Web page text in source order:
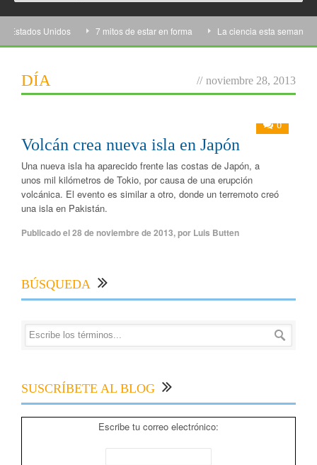
Unidos 7 mitos de estar en forma La ciencia esta semana:
DÍA // noviembre 28, 2013
0
Volcán crea nueva isla en Japón
Una nueva isla ha aparecido frente las costas de Japón, a
unos mil kilómetros de Tokio, por causa de una erupción
volcánica. El evento es similar a otro, donde un terremoto creó
una isla en Pakistán.
Publicado el28 de noviembre de 2013,por Luis Butten
BÚSQUEDA
SUSCRÍBETE AL BLOG
Escribe tu correo electrónico: